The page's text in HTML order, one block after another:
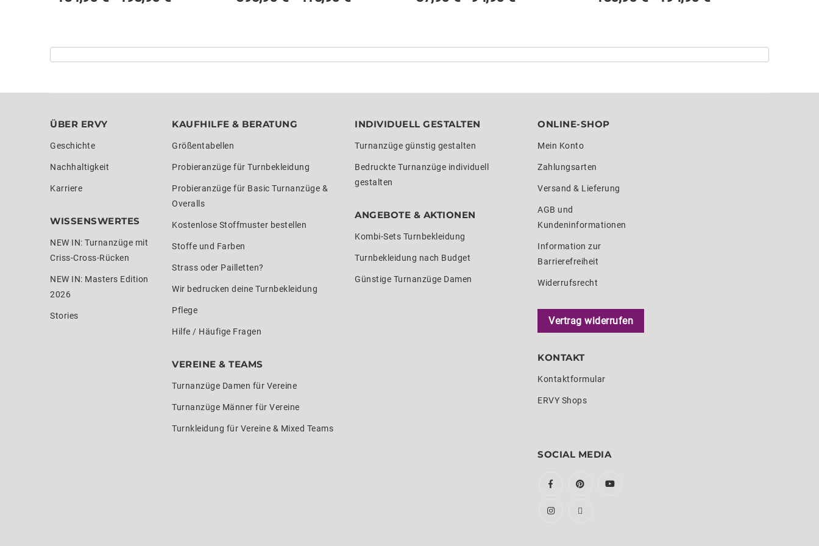
ÜBER ERVY
Geschichte
Nachhaltigkeit
Karriere
WISSENSWERTES
NEW IN: Turnanzüge mit
Criss-Cross-Rücken
NEW IN: Masters Edition
2026
Stories
KAUFHILFE & BERATUNG
Größentabellen
Probieranzüge für Turnbekleidung
Probieranzüge für Basic Turnanzüge &
Overalls
Kostenlose Stoffmuster bestellen
Stoffe und Farben
Strass oder Pailletten?
Wir bedrucken deine Turnbekleidung
Pflege
Hilfe / Häufige Fragen
VEREINE & TEAMS
Turnanzüge Damen für Vereine
Turnanzüge Männer für Vereine
Turnkleidung für Vereine & Mixed Teams
INDIVIDUELL GESTALTEN
Turnanzüge günstig gestalten
Bedruckte Turnanzüge individuell
gestalten
ANGEBOTE & AKTIONEN
Kombi-Sets Turnbekleidung
Turnbekleidung nach Budget
Günstige Turnanzüge Damen
ONLINE-SHOP
Mein Konto
Zahlungsarten
Versand & Lieferung
AGB und
Kundeninformationen
Information zur
Barrierefreiheit
Widerrufsrecht
Vertrag widerrufen
KONTAKT
Kontaktformular
ERVY Shops
SOCIAL MEDIA